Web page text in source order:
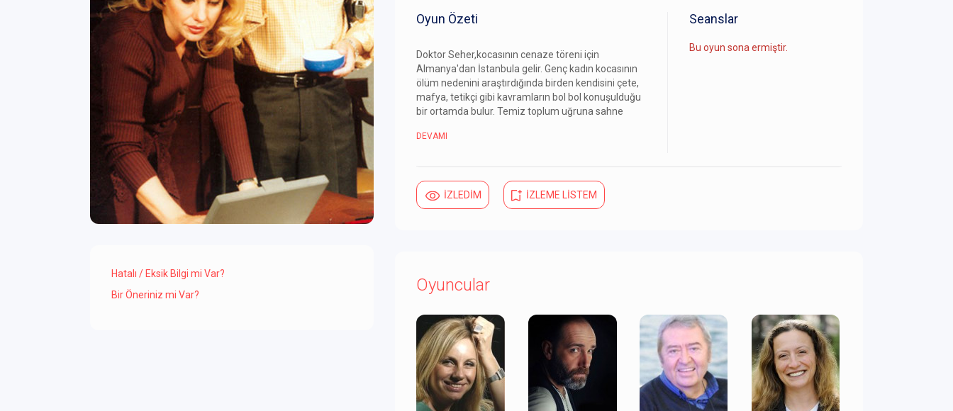
Hatalı / Eksik Bilgi mi Var?
Bir Öneriniz mi Var?
Oyun Özeti
Doktor Seher,kocasının cenaze töreni için
Almanya'dan İstanbula gelir. Genç kadın kocasının
ölüm nedenini araştırdığında birden kendisini çete,
mafya, tetikçi gibi kavramların bol bol konuşulduğu
bir ortamda bulur. Temiz toplum uğruna sahne
DEVAMI
Seanslar
Bu oyun sona ermiştir.
İZLEDİM İZLEME LİSTEM
Oyuncular